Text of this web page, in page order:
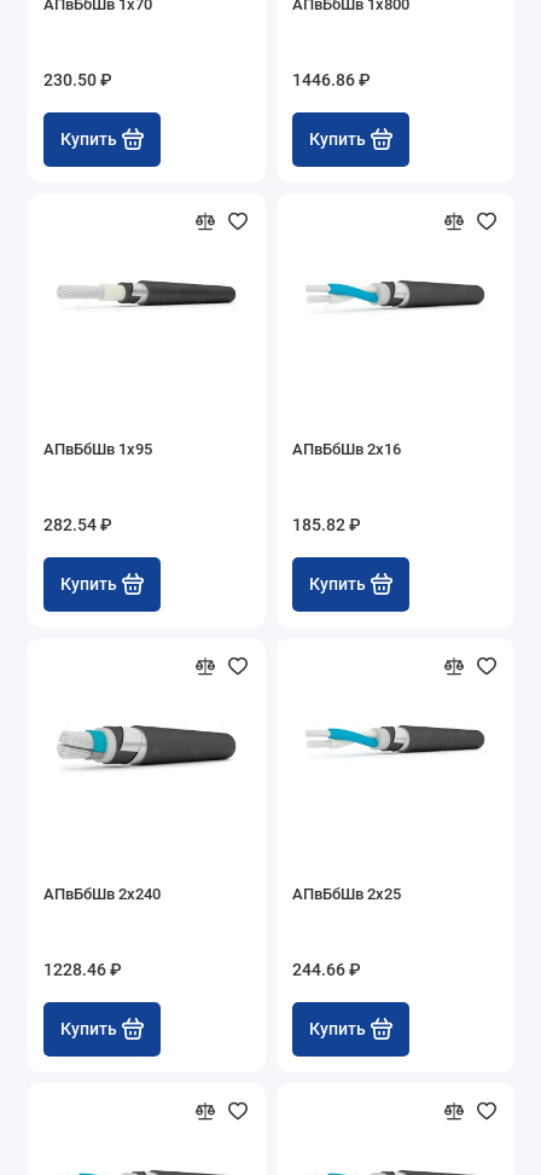
АПвБбШв 1х70
230.50 ₽
Купить
АПвБбШв 1х800
1446.86 ₽
Купить
АПвБбШв 1х95
282.54 ₽
Купить
АПвБбШв 2х16
185.82 ₽
Купить
АПвБбШв 2х240
1228.46 ₽
Купить
АПвБбШв 2х25
244.66 ₽
Купить